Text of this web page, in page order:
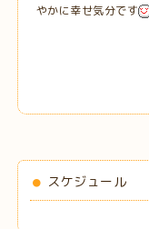
やかに幸せ気分です
スケジュール